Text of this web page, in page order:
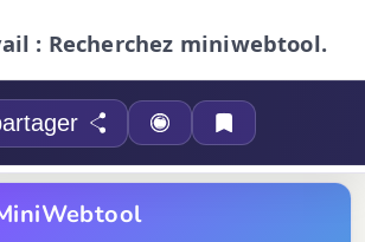
: Recherchez miniwebtool.